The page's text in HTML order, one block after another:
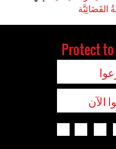
القَضَائِيَّة
Protect
الآن